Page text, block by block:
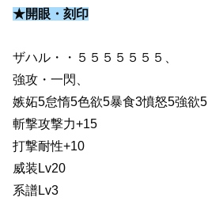
★開眼・刻印
ザハル・・５５５５５５５、
強攻・一閃、
嫉妬5怠惰5色欲5暴食3憤怒5強欲5
斬撃攻撃力+15
打撃耐性+10
威装Lv20
系譜Lv3